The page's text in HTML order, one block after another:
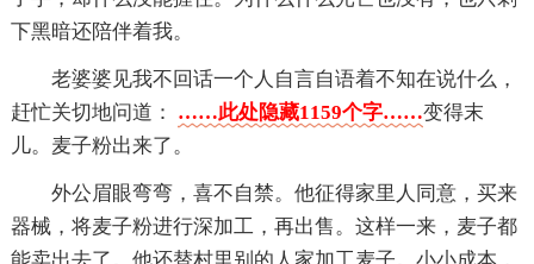
下黑暗还陪伴着我。
老婆婆见我不回话一个人自言自语着不知在说什么，
赶忙关切地问道： ……此处隐藏1159个字……变得末
儿。麦子粉出来了。
外公眉眼弯弯，喜不自禁。他征得家里人同意，买来
器械，将麦子粉进行深加工，再出售。这样一来，麦子都
能卖出去了。他还替村里别的人家加工麦子。小小成本，